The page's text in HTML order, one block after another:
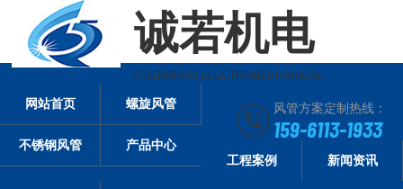
诚若机电
CHENGRUO ELECTRPMECHANICAL
风管方案定制热线：
159-6113-1933
网站首页 螺旋风管
不锈钢风管
产品中心
工程案例
新闻资讯